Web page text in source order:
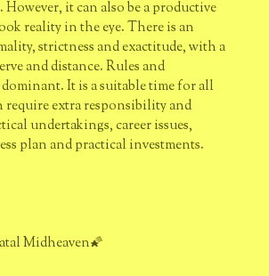
However, it can also be a productive
reality in the eye. There is an
strictness and exactitude, with a
and distance. Rules and
It is a suitable time for all
require extra responsibility and
undertakings, career issues,
plan and practical investments.
Midheaven🌠